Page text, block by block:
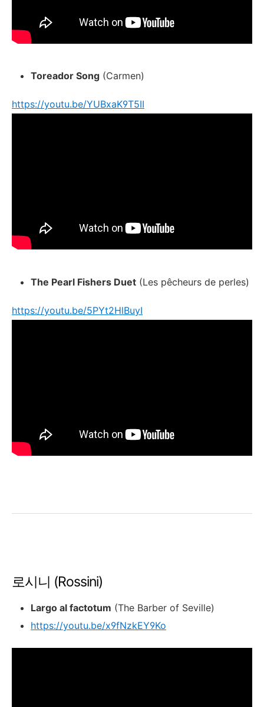
Toreador Song (Carmen)
https://youtu.be/YUBxaK9T5II
The Pearl Fishers Duet (Les pêcheurs de perles)
https://youtu.be/5PYt2HlBuyI
로시니 (Rossini)
Largo al factotum (The Barber of Seville)
https://youtu.be/x9fNzkEY9Ko